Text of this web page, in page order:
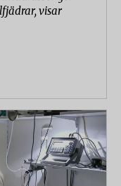
visar